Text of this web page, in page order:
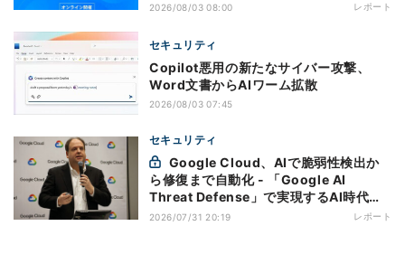
2026/08/03 08:00 レポート
セキュリティ
Copilot悪用の新たなサイバー攻撃、
Word文書からAIワーム拡散
2026/08/03 07:45
セキュリティ
ら修復まで自動化 - 「Google AI
Threat Defense」で実現するAI時代の
防御戦略
2026/07/31 20:19 レポート